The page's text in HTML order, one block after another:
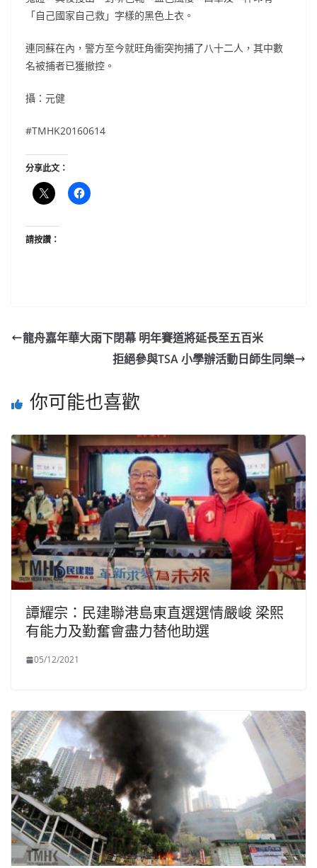
「自己國家自己救」字樣的黑色上衣。
連同蘇在內，警方至今就旺角衝突拘捕了八十二人，其中數
名被捕者已獲撤控。
攝：元健
#TMHK20160614
分享此文：
請按讚：
龍舟嘉年華大雨下閉幕 明年賽道將延長至五百米
拒絕參與TSA 小學辦活動日師生同樂
你可能也喜歡
譚耀宗：民建聯港島東直選選情嚴峻 梁熙
有能力及勤奮會盡力替他助選
05/12/2021